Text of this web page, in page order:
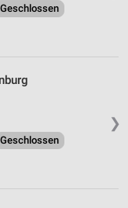
Geschlossen
❯
Geschlossen